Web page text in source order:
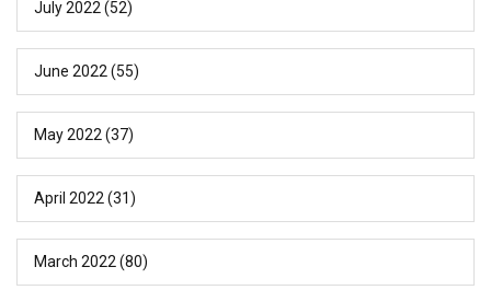
July 2022 (52)
June 2022 (55)
May 2022 (37)
April 2022 (31)
March 2022 (80)